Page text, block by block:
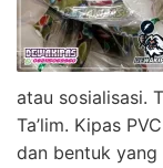
atau sosialisasi.
Ta’lim. Kipas
dan bentuk yang